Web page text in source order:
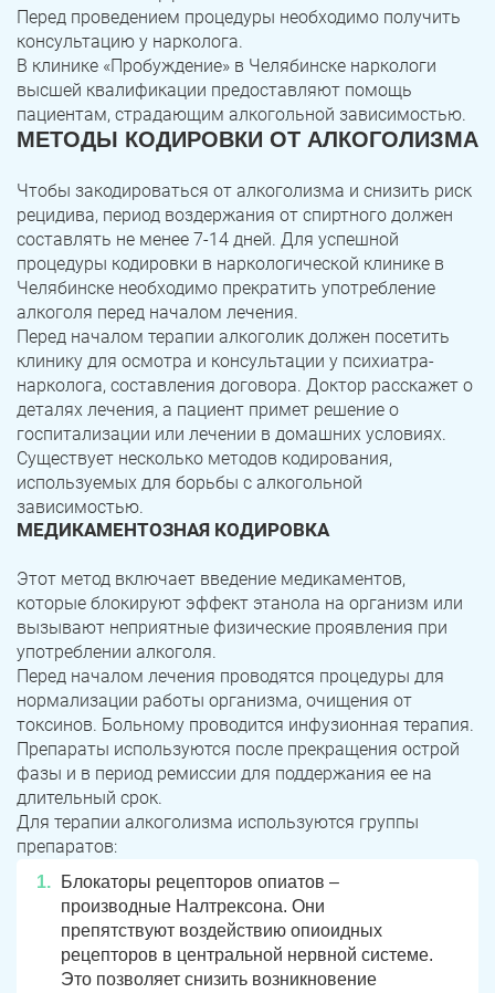
Перед проведением процедуры необходимо получить
консультацию у нарколога.
В клинике «Пробуждение» в Челябинске наркологи
высшей квалификации предоставляют помощь
пациентам, страдающим алкогольной зависимостью.
МЕТОДЫ КОДИРОВКИ ОТ АЛКОГОЛИЗМА
Чтобы закодироваться от алкоголизма и снизить риск
рецидива, период воздержания от спиртного должен
составлять не менее 7-14 дней. Для успешной
процедуры кодировки в наркологической клинике в
Челябинске необходимо прекратить употребление
алкоголя перед началом лечения.
Перед началом терапии алкоголик должен посетить
клинику для осмотра и консультации у психиатра-
нарколога, составления договора. Доктор расскажет о
деталях лечения, а пациент примет решение о
госпитализации или лечении в домашних условиях.
Существует несколько методов кодирования,
используемых для борьбы с алкогольной
зависимостью.
МЕДИКАМЕНТОЗНАЯ КОДИРОВКА
Этот метод включает введение медикаментов,
которые блокируют эффект этанола на организм или
вызывают неприятные физические проявления при
употреблении алкоголя.
Перед началом лечения проводятся процедуры для
нормализации работы организма, очищения от
токсинов. Больному проводится инфузионная терапия.
Препараты используются после прекращения острой
фазы и в период ремиссии для поддержания ее на
длительный срок.
Для терапии алкоголизма используются группы
препаратов:
Блокаторы рецепторов опиатов –
производные Налтрексона. Они
препятствуют воздействию опиоидных
рецепторов в центральной нервной системе.
Это позволяет снизить возникновение
Записаться
Я ознакомлен и принимаюусловия работы сайта
Задать вопрос
Я ознакомлен и принимаю условия работы сайта
Записаться
Я ознакомлен и принимаюусловия работы сайта
Юрюзань Верхнеуральск
Локомотивный Миньяр
Зауральский Межозерный
Катав-Ивановск Куса
Пласт Бакал
Усть-Катав Верхний Уфалей
Еманжелинск Карталы
Аша Трехгорный
Коркино Кыштым
Южноуральск Сатка
Чебаркуль Снежинск
Троицк Озерск
Копейск Миасс
Златоуст Магнитогорск
Записаться
Я ознакомлен и принимаюусловия работы сайта